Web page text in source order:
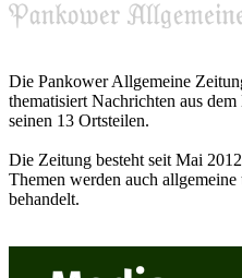
Die Pankower Allgemeine
thematisiert Nachrichten aus
seinen 13 Ortsteilen.
Die Zeitung besteht seit Mai
Themen werden auch
behandelt.